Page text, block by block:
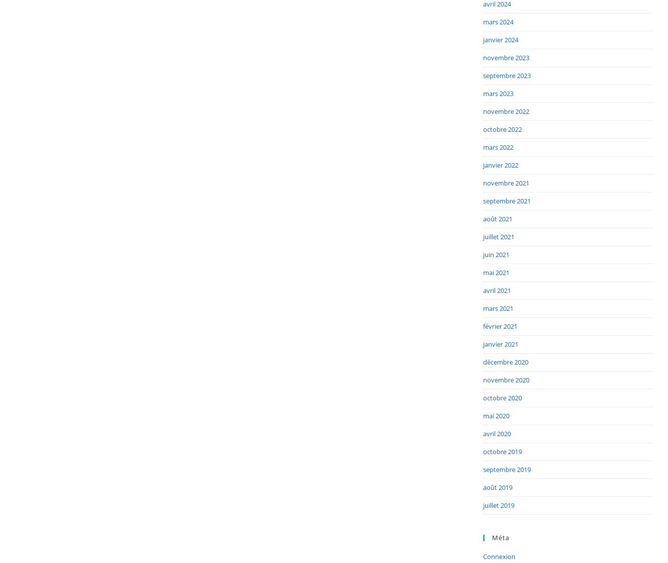
avril 2024
mars 2024
janvier 2024
novembre 2023
septembre 2023
mars 2023
novembre 2022
octobre 2022
mars 2022
janvier 2022
novembre 2021
septembre 2021
août 2021
juillet 2021
juin 2021
mai 2021
avril 2021
mars 2021
février 2021
janvier 2021
décembre 2020
novembre 2020
octobre 2020
mai 2020
avril 2020
octobre 2019
septembre 2019
août 2019
juillet 2019
Méta
Connexion